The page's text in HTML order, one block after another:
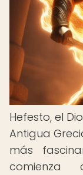
Hefesto, el
Antigua
más
comienza